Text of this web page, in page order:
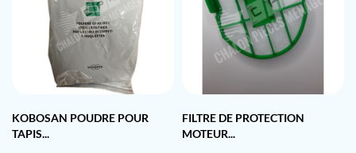
KOBOSAN POUDRE POUR
TAPIS...
FILTRE DE PROTECTION
MOTEUR...